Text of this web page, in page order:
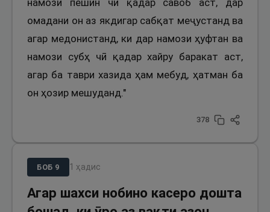
намози пешин чӣ қадар савоб аст, дар
омадани он аз якдигар сабқат меҷустанд ва
агар медонистанд, ки дар намози ҳуфтан ва
намози субҳ чӣ қадар хайру баракат аст,
агар ба таври хазида ҳам мебуд, ҳатман ба
он ҳозир мешуданд."
378
БОБ 9 1 ҳадис
Агар шахси нобино касеро дошта